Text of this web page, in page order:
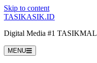
Skip to content
TASIKASIK.ID
Digital Media #1
MENU